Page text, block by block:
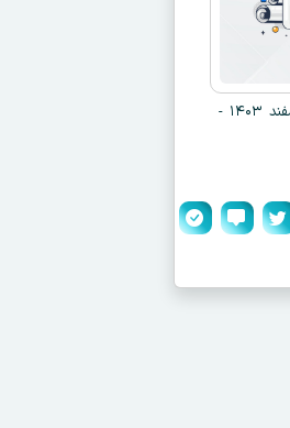
یکشنبه ۲۶ اسفند ۱۴۰۳ -